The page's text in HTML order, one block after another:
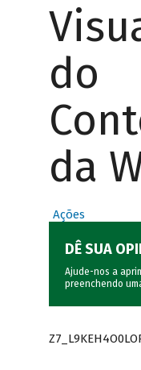
do
da
Ações
DÊ SUA
Ajude-nos a
preenchendo